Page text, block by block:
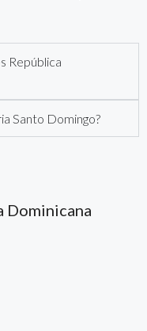
República
Santo Domingo?
Dominicana